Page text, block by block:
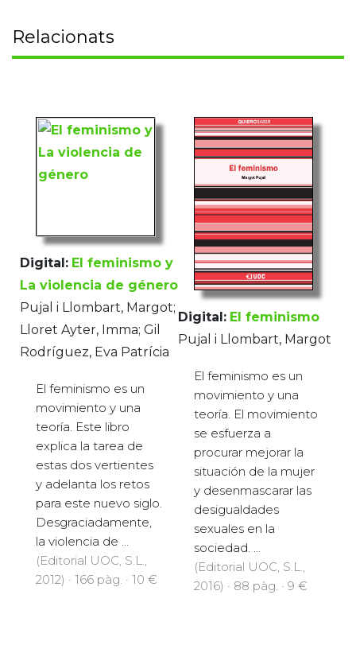
Relacionats
Digital: El feminismo y
La violencia de género
Pujal i Llombart, Margot;
Lloret Ayter, Imma; Gil
Rodríguez, Eva Patrícia
El feminismo es un
movimiento y una
teoría. Este libro
explica la tarea de
estas dos vertientes
y adelanta los retos
para este nuevo siglo.
Desgraciadamente,
la violencia de ...
(Editorial UOC, S.L.,
2012) · 166 pàg. · 10 €
Digital: El feminismo
Pujal i Llombart, Margot
El feminismo es un
movimiento y una
teoría. El movimiento
se esfuerza a
procurar mejorar la
situación de la mujer
y desenmascarar las
desigualdades
sexuales en la
sociedad. ...
(Editorial UOC, S.L.,
2016) · 88 pàg. · 9 €